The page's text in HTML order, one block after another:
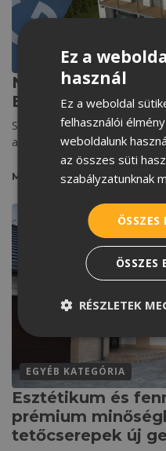
EGYÉB KATEGÓRIA
Napelemes
Ezeket érdemes
Szolár tetőcserepet helyezne
amikre még nem kapott
MEGNÉZEM
EGYÉB KATEGÓRIA
Esztétikum és
prémium
tetőcserepek új
Ez a
használ
Ez a weboldal
felhasználói
weboldalunk
az összes süti
szabályzatunknak
ÖSSZES
ÖSSZES
RÉSZLETEK